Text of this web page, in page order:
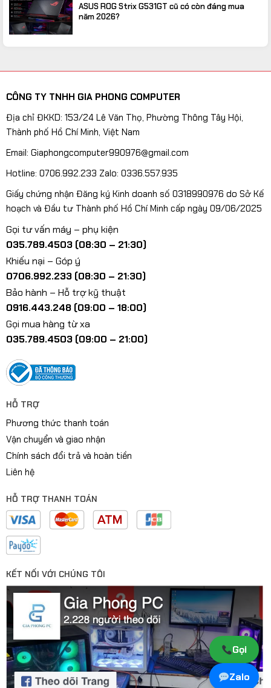
ASUS ROG Strix G531GT cũ có còn đáng mua
năm 2026?
CÔNG TY TNHH GIA PHONG COMPUTER
Địa chỉ ĐKKD: 153/24 Lê Văn Thọ, Phường Thông Tây Hội,
Thành phố Hồ Chí Minh, Việt Nam
Email: Giaphongcomputer990976@gmail.com
Hotline: 0706.992.233 Zalo: 0336.557.935
Giấy chứng nhận Đăng ký Kinh doanh số 0318990976 do Sở Kế
hoạch và Đầu tư Thành phố Hồ Chí Minh cấp ngày 09/06/2025
Gọi tư vấn máy – phụ kiện
035.789.4503 (08:30 – 21:30)
Khiếu nại – Góp ý
0706.992.233 (08:30 – 21:30)
Bảo hành – Hỗ trợ kỹ thuật
0916.443.248 (09:00 – 18:00)
Gọi mua hàng từ xa
035.789.4503 (09:00 – 21:00)
HỖ TRỢ
Phương thức thanh toán
Vận chuyển và giao nhận
Chính sách đổi trả và hoàn tiền
Liên hệ
HỖ TRỢ THANH TOÁN
KẾT NỐI VỚI CHÚNG TÔI
Gọi
Zalo